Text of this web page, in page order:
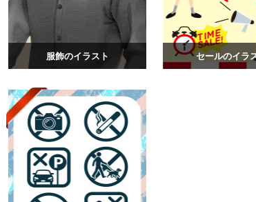
服飾のイラスト セールのイラ